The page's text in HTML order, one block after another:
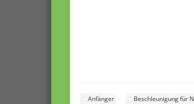
Anfänger Beschleunigung für